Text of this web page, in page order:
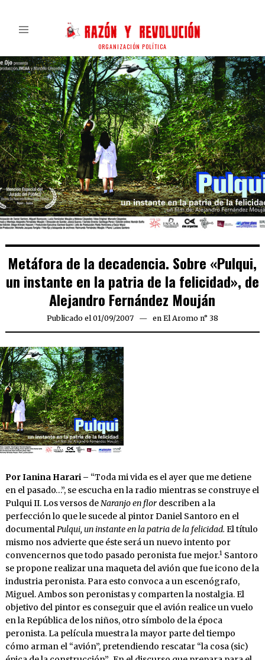
ORGANIZACIÓN POLÍTICA
Metáfora de la decadencia. Sobre «Pulqui,
un instante en la patria de la felicidad», de
Alejandro Fernández Mouján
Publicado el 01/09/200724/03/2020
en El Aromo n° 38
Por Ianina Harari – “Toda mi vida es el ayer que me detiene
en el pasado…”, se escucha en la radio mientras se construye el
Pulqui II. Los versos deNaranjo en flor describen a la
perfección lo que le sucede al pintor Daniel Santoro en el
documentalPulqui, un instante en la patria de la felicidad. El título
mismo nos advierte que éste será un nuevo intento por
convencernos que todo pasado peronista fue mejor.1Santoro
se propone realizar una maqueta del avión que fue icono de la
industria peronista. Para esto convoca a un escenógrafo,
Miguel. Ambos son peronistas y comparten la nostalgia. El
objetivo del pintor es conseguir que el avión realice un vuelo
en la República de los niños, otro símbolo de la época
peronista. La película muestra la mayor parte del tiempo
cómo arman el “avión”, pretendiendo rescatar “la cosa (sic)